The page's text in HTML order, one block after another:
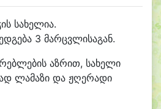
სახელია.
3 მარცვლისაგან.
აზრით, სახელი
ლამაზი და ჟღერადი